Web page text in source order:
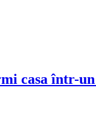
casa într-